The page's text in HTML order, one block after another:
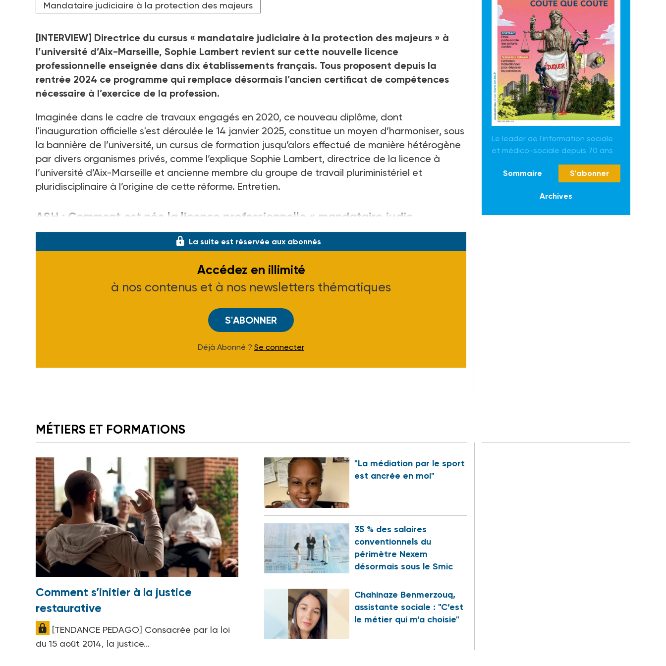
Mandataire judiciaire à la protection des majeurs
[INTERVIEW] Directrice du cursus « mandataire judiciaire à la protection des majeurs » à
l’université d’Aix-Marseille, Sophie Lambert revient sur cette nouvelle licence
professionnelle enseignée dans dix établissements français. Tous proposent depuis la
rentrée 2024 ce programme qui remplace désormais l’ancien certificat de compétences
nécessaire à l’exercice de la profession.
Imaginée dans le cadre de travaux engagés en 2020, ce nouveau diplôme, dont
l'inauguration officielle s'est déroulée le 14 janvier 2025, constitue un moyen d’harmoniser, sous
la bannière de l’université, un cursus de formation jusqu’alors effectué de manière hétérogène
par divers organismes privés, comme l’explique Sophie Lambert, directrice de la licence à
l’université d’Aix-Marseille et ancienne membre du groupe de travail pluriministériel et
pluridisciplinaire à l’origine de cette réforme. Entretien.
ASH : Comment est née la licence professionnelle « mandataire judic
La suite est réservée aux abonnés
Accédez en illimité
à nos contenus et à nos newsletters thématiques
S'ABONNER
Déjà Abonné ? Se connecter
Le leader de l'information sociale
et médico-sociale depuis 70 ans
Sommaire S'abonner
Archives
MÉTIERS ET FORMATIONS
Comment s’initier à la justice
restaurative
[TENDANCE PEDAGO] Consacrée par la loi
du 15 août 2014, la justice...
"La médiation par le sport
est ancrée en moi"
35 % des salaires
conventionnels du
périmètre Nexem
désormais sous le Smic
Chahinaze Benmerzouq,
assistante sociale : "C’est
le métier qui m’a choisie"